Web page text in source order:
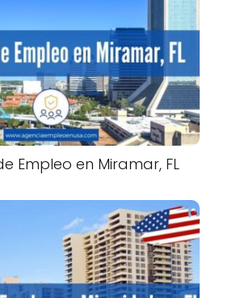
Empleo en Miramar, FL